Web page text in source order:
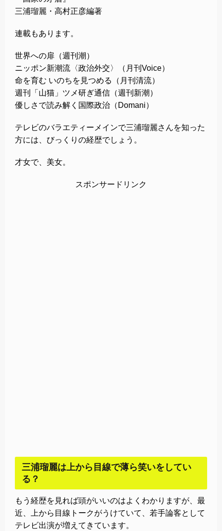
三浦瑠麗・高村正彦編著
連載もあります。
世界への扉（週刊潮）
ニッポン新潮流〈政治外交〉（月刊Voice）
命を育む いのちを見つめる（月刊清流）
週刊「山猫」ツメ研ぎ通信（週刊新潮）
優しさで読み解く国際政治（Domani）
テレビのバラエティーメインで三浦瑠麗さんを知った
方には、びっくりの経歴でしょう。
才女で、美女。
スポンサードリンク
三浦瑠麗は上から目線で薄ら笑いをしてい
る？
もう経歴を見れば頭がいいのはよくわかりますが、最
近、上から目線トークがうけていて、若手論客として
テレビ出演が増えてきています。